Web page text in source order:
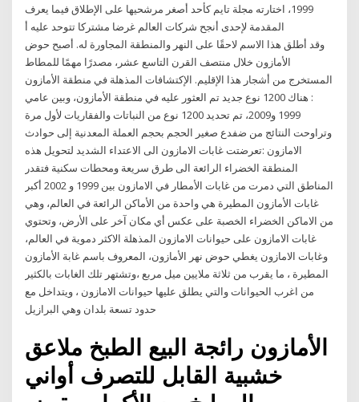
1999، اختارته مجلة تايم كأحد أصغر مرشحيها على الإطلاق فيما يعرف
المقدمة لإحدى أنجح شركات العالم غرضا مشتركا تتوحد عليه أ
وقد أطلق هذا الاسم لاحقًا على النهر والمنطقة المجاورة له. أصبح حوض
الأمازون خلال منتصف القرن التاسع عشر، مصدرًا مهمًا للمطاط
المستخرج من أشجار هذا الإقليم. الإكتشافات المذهلة في منطقة الأمازون
: هناك 1200 نوع جديد تم العثور عليه في منطقة الأمازون، وبين عامي
1999 و2009، تم تحديد 1200 نوع من النباتات والفقاريات لأول مرة
وتراوحت النتائج من ضفدع صغير الحجم بحجم العملة المعدنية إلى حوادث
الامازون :تعرضتت غابات الامازون الى الاعتداء الشديد لتحويل هذه
المنطقة الخضراء الرائعة الى طرق سريعة ومحطات سكنية فتقدر
المناطق التي دمرت من غابات الأمطار في الامازون بين 1999 و 2002 أكبر
غابات الأمازون المطيرة هي واحدة من الأماكن الرائعة في العالم، وهي
من الاماكن الخضراء الخصبة على عكس أي مكان آخر على الأرض، وتحتوي
غابات الامازون على حيوانات الامازون المذهلة الاكثر دموية في العالم،
وغابات الامازون يغطي حوض نهر الأمازون، المعروف باسم غابة الأمازون
المطيرة ، ما يقرب من ثلاثة ملايين ميل مربع ،وتشتهر تلك الغابات بالكثير
من اغرب الحيوانات والتي يطلق عليها حيوانات الامازون ، ويتداخل مع
حدود تسعة بلدان وهي البرازيل
الأمازون رائجة البيع الطبخ ملاعق
خشبية القابل للتصرف أواني